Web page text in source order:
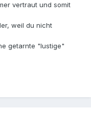
vertraut und somit
weil du nicht
getarnte "lustige"